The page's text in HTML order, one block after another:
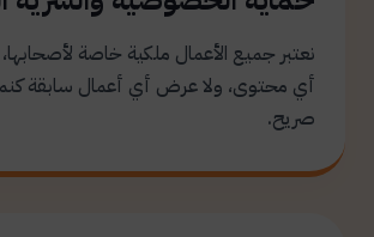
نعتبر جميع الأعمال ملكية خاصة
أي محتوى، ولا عرض أي أعمال سابقة
صريح.